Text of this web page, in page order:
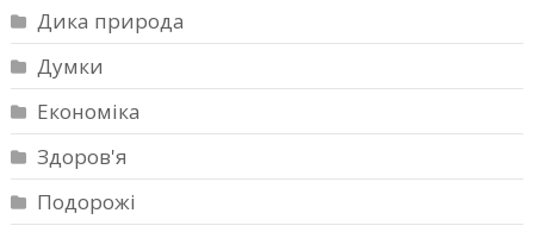
Дика природа
Думки
Економіка
Здоров'я
Подорожі